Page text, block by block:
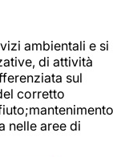
ambientali e si
di attività
sul
corretto
nelle aree di